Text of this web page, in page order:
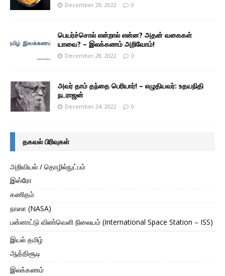
December 29, 2022 0
பெயர்ச்சொல் என்றால் என்ன? அதன் வகைகள்
யாவை? – இலக்கணம் அறிவோம்!
December 28, 2022 0
அவர் தாம் தந்தை பெரியார்! – எழுதியவர்: உதயநிதி
நடராஜன்
December 24, 2022 0
தகவல் பிரிவுகள்
அறிவியல் / தொழில்நுட்பம்
இஸ்ரோ
கணிதம்
நாஸா (NASA)
பன்னாட்டு விண்வெளி நிலையம் (International Space Station – ISS)
இயல் தமிழ்
ஆத்திசூடி
இலக்கணம்